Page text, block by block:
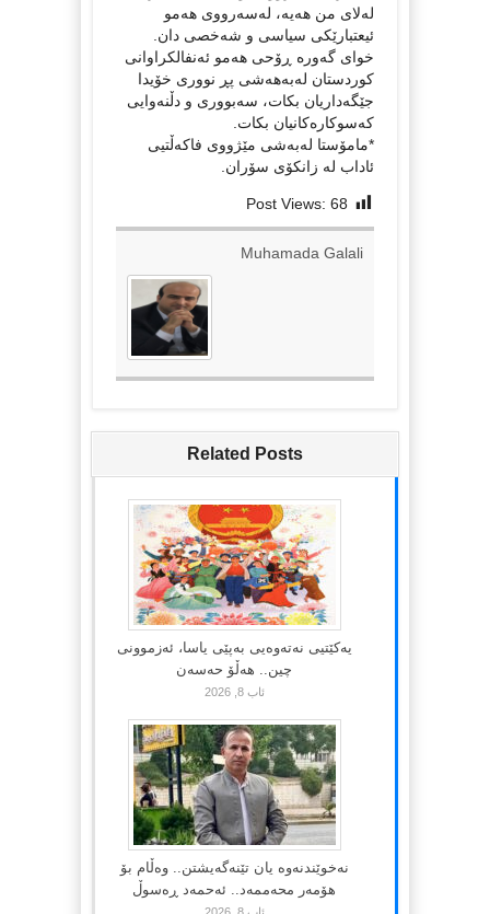
لەلای من ھەیە، لەسەرووی ھەمو
ئیعتبارێکی سیاسی و شەخصی دان.
خوای گەورە ڕۆحی ھەمو ئەنفالکراوانی
کوردستان لەبەھەشی پڕ نووری خۆیدا
جێگەداریان بکات، سەبووری و دڵنەوایی
کەسوکارەکانیان بکات.
*مامۆستا له‌به‌شی مێژووی فاكه‌ڵتیی
ئاداب له‌ زانكۆی سۆران.
Post Views: 68
Muhamada Galali
Related Posts
یەکێتیی نەتەوەیی بەپێی یاسا، ئەزموونی
چین.. هەڵۆ حەسەن
ئاب 8, 2026
نەخوێندنەوە یان تێنەگەیشتن.. وەڵام بۆ
هۆمەر محەممەد.. ئەحمەد ڕەسوڵ